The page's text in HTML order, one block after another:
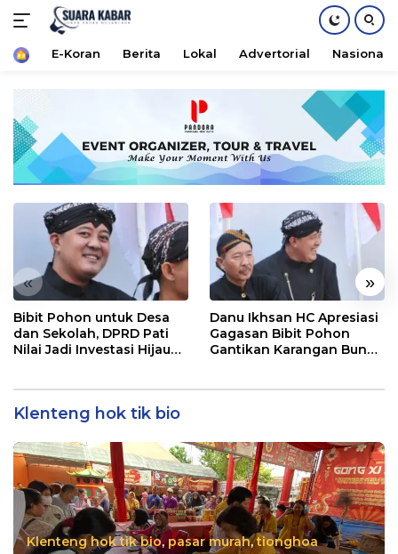
konten
HomeE-Koran Berita Lokal Advertorial Nasional
« »
Bibit Pohon untuk Desa
dan Sekolah, DPRD Pati
Nilai Jadi Investasi Hijau
Danu Ikhsan HC Apresiasi
Gagasan Bibit Pohon
Gantikan Karangan Bunga
Klenteng hok tik bio
Klenteng hok tik bio,pasar murah,tionghoa